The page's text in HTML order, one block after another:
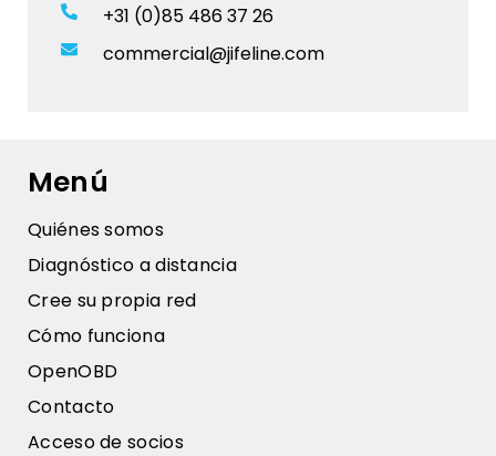
+31 (0)85 486 37 26
commercial@jifeline.com
Menú
Quiénes somos
Diagnóstico a distancia
Cree su propia red
Cómo funciona
OpenOBD
Contacto
Acceso de socios